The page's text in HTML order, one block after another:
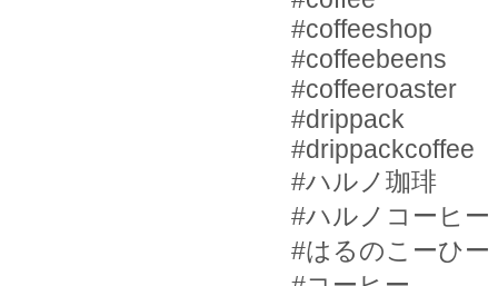
#coffeeshop
#coffeebeens
#coffeeroaster
#drippack
#drippackcoffee
#ハルノ珈琲
#ハルノコーヒー
#はるのこーひー